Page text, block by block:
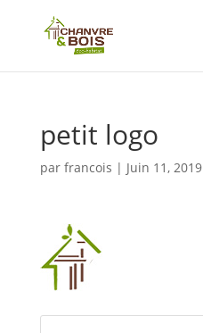
petit logo
par francois | Juin 11, 2019